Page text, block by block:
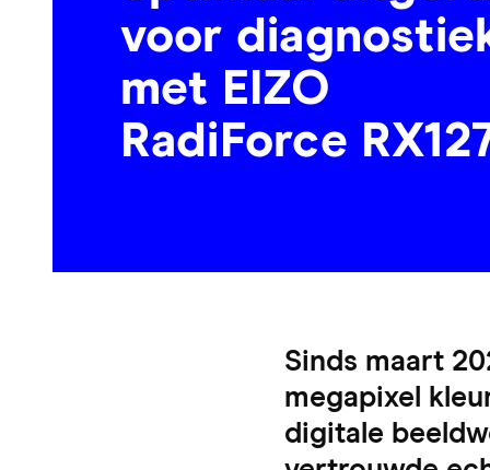
voor
met EIZO
RadiForce
Sinds maart
megapixel
digitale